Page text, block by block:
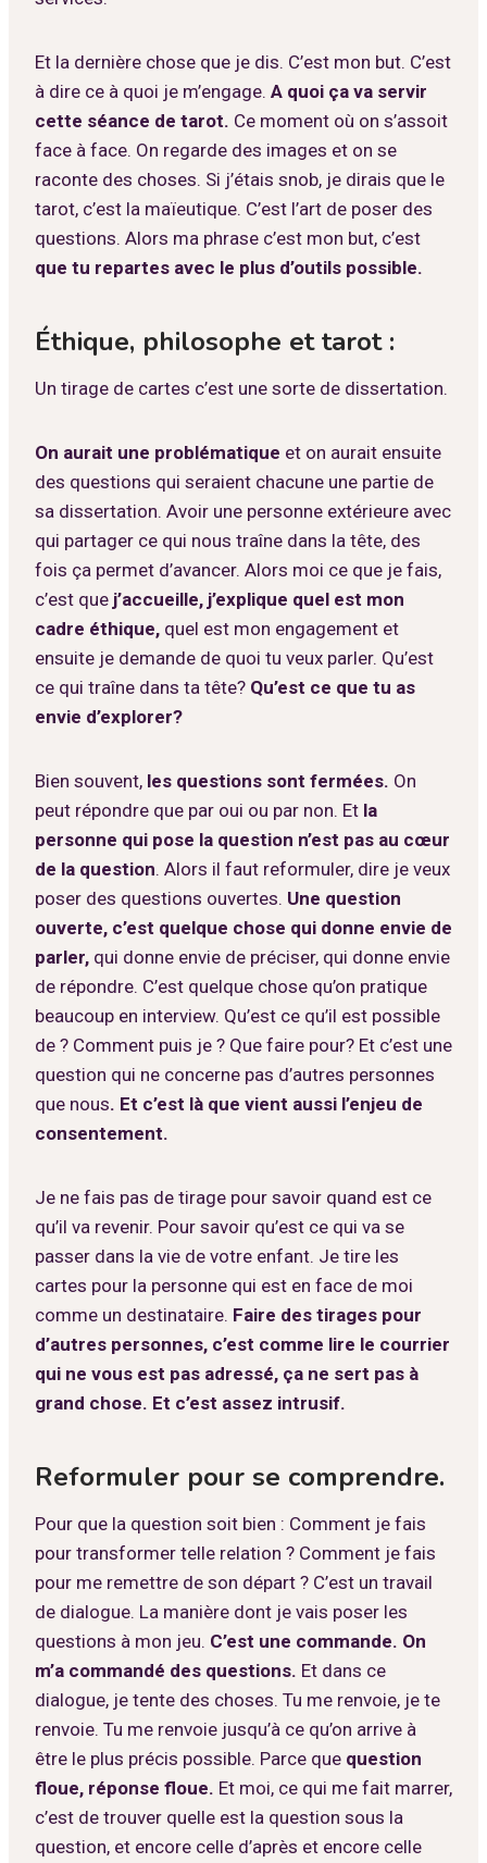
Et la dernière chose que je dis. C’est mon but. C’est
à dire ce à quoi je m’engage. A quoi ça va servir
cette séance de tarot. Ce moment où on s’assoit
face à face. On regarde des images et on se
raconte des choses. Si j’étais snob, je dirais que le
tarot, c’est la maïeutique. C’est l’art de poser des
questions. Alors ma phrase c’est mon but, c’est
que tu repartes avec le plus d’outils possible.
Éthique, philosophe et tarot :
Un tirage de cartes c’est une sorte de dissertation.
On aurait une problématique et on aurait ensuite
des questions qui seraient chacune une partie de
sa dissertation. Avoir une personne extérieure avec
qui partager ce qui nous traîne dans la tête, des
fois ça permet d’avancer. Alors moi ce que je fais,
c’est que j’accueille, j’explique quel est mon
cadre éthique, quel est mon engagement et
ensuite je demande de quoi tu veux parler. Qu’est
ce qui traîne dans ta tête? Qu’est ce que tu as
envie d’explorer?
Bien souvent, les questions sont fermées. On
peut répondre que par oui ou par non. Et la
personne qui pose la question n’est pas au cœur
de la question. Alors il faut reformuler, dire je veux
poser des questions ouvertes. Une question
ouverte, c’est quelque chose qui donne envie de
parler, qui donne envie de préciser, qui donne envie
de répondre. C’est quelque chose qu’on pratique
beaucoup en interview. Qu’est ce qu’il est possible
de ? Comment puis je ? Que faire pour? Et c’est une
question qui ne concerne pas d’autres personnes
que nous. Et c’est là que vient aussi l’enjeu de
consentement.
Je ne fais pas de tirage pour savoir quand est ce
qu’il va revenir. Pour savoir qu’est ce qui va se
passer dans la vie de votre enfant. Je tire les
cartes pour la personne qui est en face de moi
comme un destinataire. Faire des tirages pour
d’autres personnes, c’est comme lire le courrier
qui ne vous est pas adressé, ça ne sert pas à
grand chose. Et c’est assez intrusif.
Reformuler pour se comprendre.
Pour que la question soit bien : Comment je fais
pour transformer telle relation ? Comment je fais
pour me remettre de son départ ? C’est un travail
de dialogue. La manière dont je vais poser les
questions à mon jeu. C’est une commande. On
m’a commandé des questions. Et dans ce
dialogue, je tente des choses. Tu me renvoie, je te
renvoie. Tu me renvoie jusqu’à ce qu’on arrive à
être le plus précis possible. Parce que question
floue, réponse floue. Et moi, ce qui me fait marrer,
c’est de trouver quelle est la question sous la
question, et encore celle d’après et encore celle